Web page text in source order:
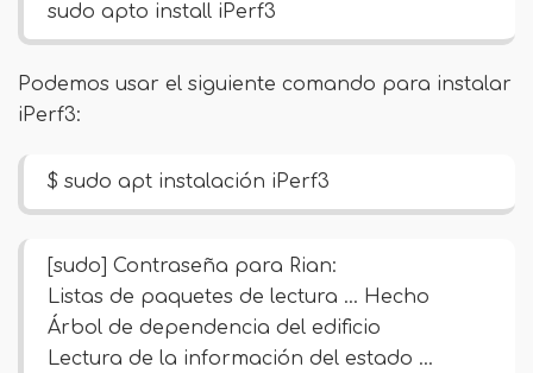
sudo apto install iPerf3
Podemos usar el siguiente comando para instalar
iPerf3:
$ sudo apt instalación iPerf3
[sudo] Contraseña para Rian:
Listas de paquetes de lectura ... Hecho
Árbol de dependencia del edificio
Lectura de la información del estado ...